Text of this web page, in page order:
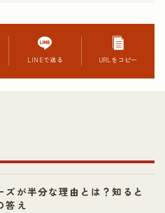
LINEで送る URLをコピー
ズが半分な理由とは？知ると
答え